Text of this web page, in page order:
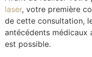
laser, votre première
de cette consultation,
antécédents médicaux
est possible.